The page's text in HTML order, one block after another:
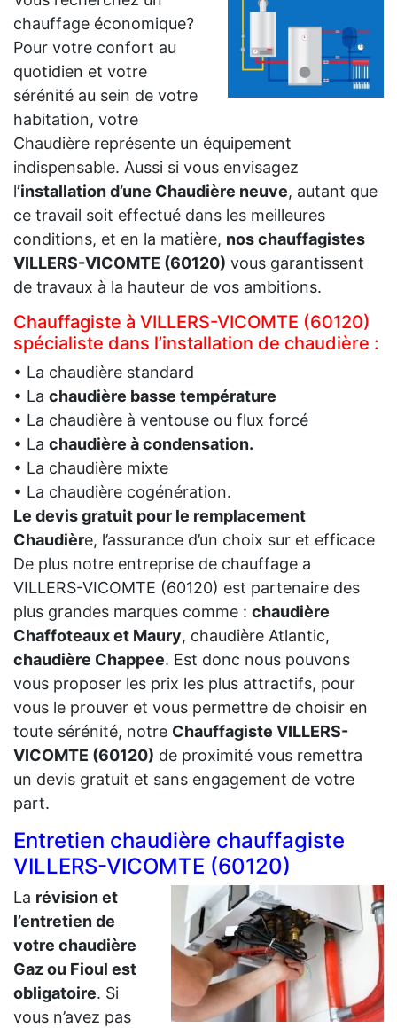
chauffage économique?
Pour votre confort au
quotidien et votre
sérénité au sein de votre
habitation, votre
Chaudière représente un équipement
indispensable. Aussi si vous envisagez
l’installation d’une Chaudière neuve, autant que
ce travail soit effectué dans les meilleures
conditions, et en la matière, nos chauffagistes
VILLERS-VICOMTE (60120) vous garantissent
de travaux à la hauteur de vos ambitions.
Chauffagiste à VILLERS-VICOMTE (60120)
spécialiste dans l’installation de chaudière :
• La chaudière standard
• La chaudière basse température
• La chaudière à ventouse ou flux forcé
• La chaudière à condensation.
• La chaudière mixte
• La chaudière cogénération.
Le devis gratuit pour le remplacement
Chaudière, l’assurance d’un choix sur et efficace
De plus notre entreprise de chauffage a
VILLERS-VICOMTE (60120) est partenaire des
plus grandes marques comme : chaudière
Chaffoteaux et Maury, chaudière Atlantic,
chaudière Chappee. Est donc nous pouvons
vous proposer les prix les plus attractifs, pour
vous le prouver et vous permettre de choisir en
toute sérénité, notre Chauffagiste VILLERS-
VICOMTE (60120) de proximité vous remettra
un devis gratuit et sans engagement de votre
part.
Entretien chaudière chauffagiste
VILLERS-VICOMTE (60120)
La révision et
l’entretien de
votre chaudière
Gaz ou Fioul est
obligatoire. Si
vous n’avez pas